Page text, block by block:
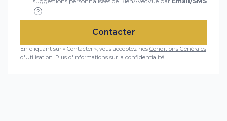
?
Contacter
En cliquant sur « Contacter », vous acceptez nos Conditions Générales
d'Utilisation Plus d'informations sur la confidentialité